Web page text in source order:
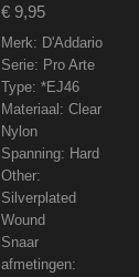
€ 9,95
Merk: D'Addario
Serie: Pro Arte
Type: *EJ46
Materiaal: Clear
Nylon
Spanning: Hard
Other:
Silverplated
Wound
Snaar
afmetingen: